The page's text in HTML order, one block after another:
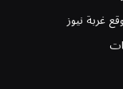
غربة نيوز